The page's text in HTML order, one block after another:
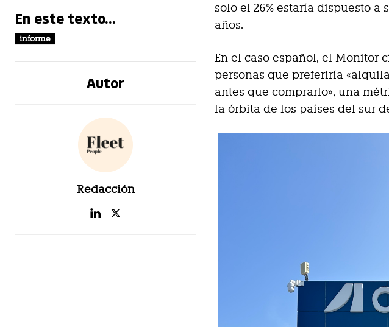
En este texto...
informe
Autor
Redacción
solo el 26% estaría dispuesto
años.
En el caso español, el Monitor
personas que preferiría
antes que comprarlo», una
la órbita de los países del sur